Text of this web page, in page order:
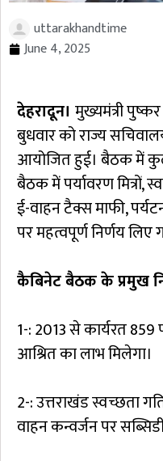
uttarakhandtime
June 4, 2025
देहरादून। मुख्यमंत्री
बुधवार को राज्य
आयोजित हुई। बैठक में कुल
बैठक में पर्यावरण मित्रों,
ई-वाहन टैक्स माफी,
पर महत्वपूर्ण निर्णय लिए
कैबिनेट बैठक के प्रमुख
1-: 2013 से कार्यरत 859
आश्रित का लाभ मिलेगा।
2-: उत्तराखंड स्वच्छता
वाहन कन्वर्जन पर